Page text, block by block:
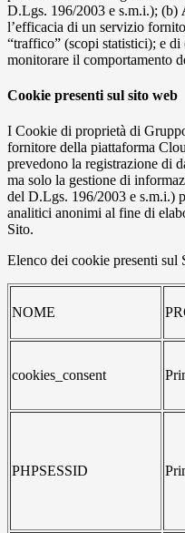
D.Lgs. 196/2003 e s.m.i.); (b)
l’efficacia di un servizio
“traffico” (scopi statistici); e di
monitorare il comportamento
Cookie presenti sul sito web
I Cookie di proprietà di
fornitore della piattaforma
prevedono la registrazione di
ma solo la gestione di
del D.Lgs. 196/2003 e s.m.i.)
analitici anonimi al fine di
Sito.
Elenco dei cookie presenti sul
NOME
cookies_consent
PHPSESSID